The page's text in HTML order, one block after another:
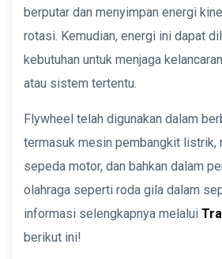
berputar dan menyimpan energi
rotasi. Kemudian, energi ini dapat
kebutuhan untuk menjaga
atau sistem tertentu.
Flywheel telah digunakan dalam
termasuk mesin pembangkit listrik,
sepeda motor, dan bahkan dalam
olahraga seperti roda gila dalam
informasi selengkapnya melalui
berikut ini!